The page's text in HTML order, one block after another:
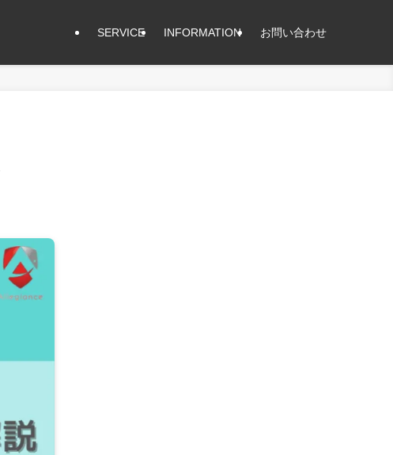
SERVICE INFORMATION お問い合わせ